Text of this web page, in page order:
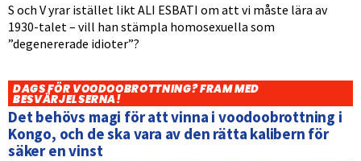
S och V yrar istället likt ALI ESBATI om att vi måste lära av
1930-talet – vill han stämpla homosexuella som
”degenererade idioter”?
DAGS FÖR VOODOOBROTTNING? FRAM MED
BESVÄRJELSERNA!
Det behövs magi för att vinna i voodoobrottning i
Kongo, och de ska vara av den rätta kalibern för
säker en vinst